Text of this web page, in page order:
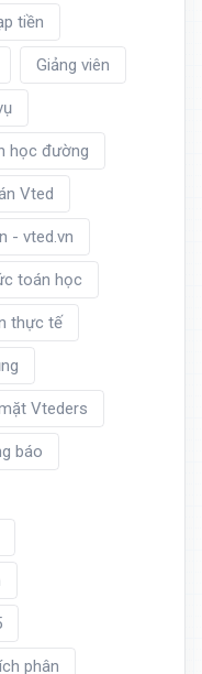
tiền
Giảng viên
học đường
Vted
- vted.vn
toán học
thực tế
Vteders
báo
phân